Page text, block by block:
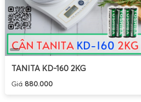
TANITA KD-160 2KG
Giá 880.000